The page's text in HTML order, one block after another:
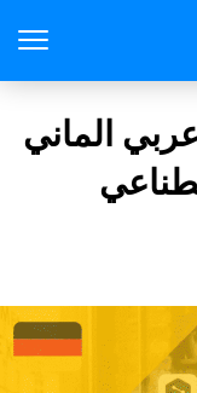
الماني